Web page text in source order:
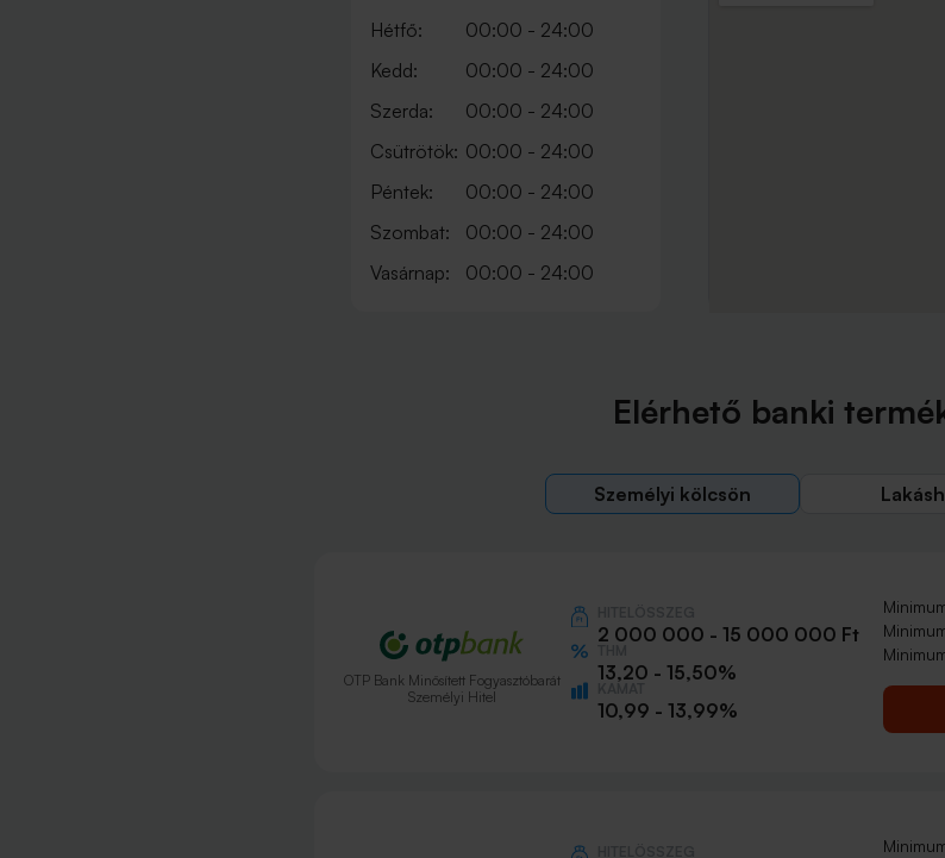
Hétfő:
00:00 - 24:00
Kedd:
00:00 - 24:00
Szerda:
00:00 - 24:00
Csütrötök: 00:00 - 24:00
Péntek:
00:00 - 24:00
Szombat:
00:00 - 24:00
Vasárnap:
00:00 - 24:00
Elérhető banki
Személyi kölcsön
OTP Bank Minősített Fogyasztóbarát
Személyi Hitel
2 000 000 - 15 000 000 Ft
13,20 - 15,50%
KAMAT
10,99 - 13,99%